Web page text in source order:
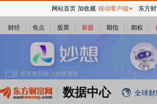
财经 焦点 股票 新股 期指 期权
数据中心 全球
网站首页 加收藏 移动客户端 东方